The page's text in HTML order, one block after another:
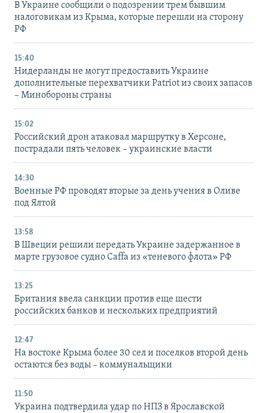
В Украине сообщили о подозрении трем бывшим
налоговикам из Крыма, которые перешли на сторону
РФ
15:40
Нидерланды не могут предоставить Украине
дополнительные перехватчики Patriot из своих запасов
– Минобороны страны
15:02
Российский дрон атаковал маршрутку в Херсоне,
пострадали пять человек – украинские власти
14:30
Военные РФ проводят вторые за день учения в Оливе
под Ялтой
13:58
В Швеции решили передать Украине задержанное в
марте грузовое судно Caffa из «теневого флота» РФ
13:25
Британия ввела санкции против еще шести
российских банков и нескольких предприятий
12:47
На востоке Крыма более 30 сел и поселков второй день
остаются без воды – коммунальщики
11:50
Украина подтвердила удар по НПЗ в Ярославской